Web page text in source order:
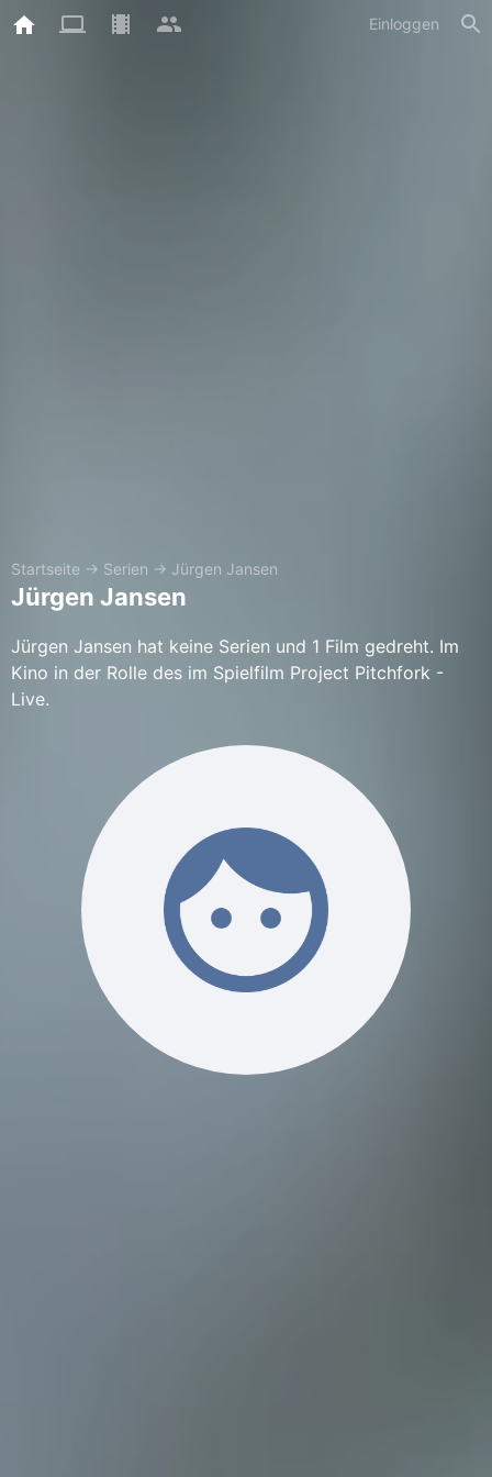
Einloggen
Startseite → Serien → Jürgen Jansen
Jürgen Jansen
Jürgen Jansen hat keine Serien und 1 Film gedreht. Im
Kino in der Rolle des im Spielfilm Project Pitchfork -
Live.